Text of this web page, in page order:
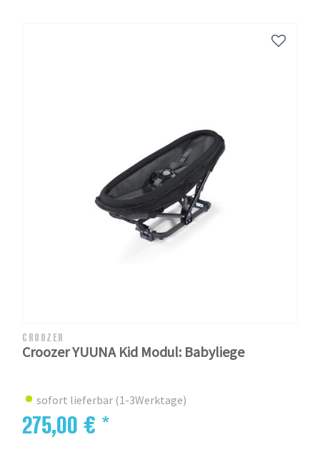
CROOZER
Croozer YUUNA Kid Modul: Babyliege
sofort lieferbar (1-3Werktage)
275,00 € *